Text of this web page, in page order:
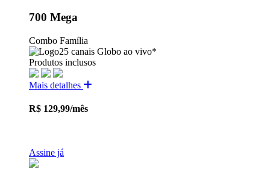
700 Mega
Combo Família
25 canais Globo ao vivo*
Produtos inclusos
Mais detalhes
R$ 129,99/mês
Assine já